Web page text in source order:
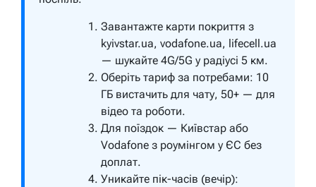
Завантажте карти покриття з
kyivstar.ua, vodafone.ua, lifecell.ua
— шукайте 4G/5G у радіусі 5 км.
Оберіть тариф за потребами: 10
ГБ вистачить для чату, 50+ — для
відео та роботи.
Для поїздок — Київстар або
Vodafone з роумінгом у ЄС без
доплат.
Уникайте пік-часів (вечір):